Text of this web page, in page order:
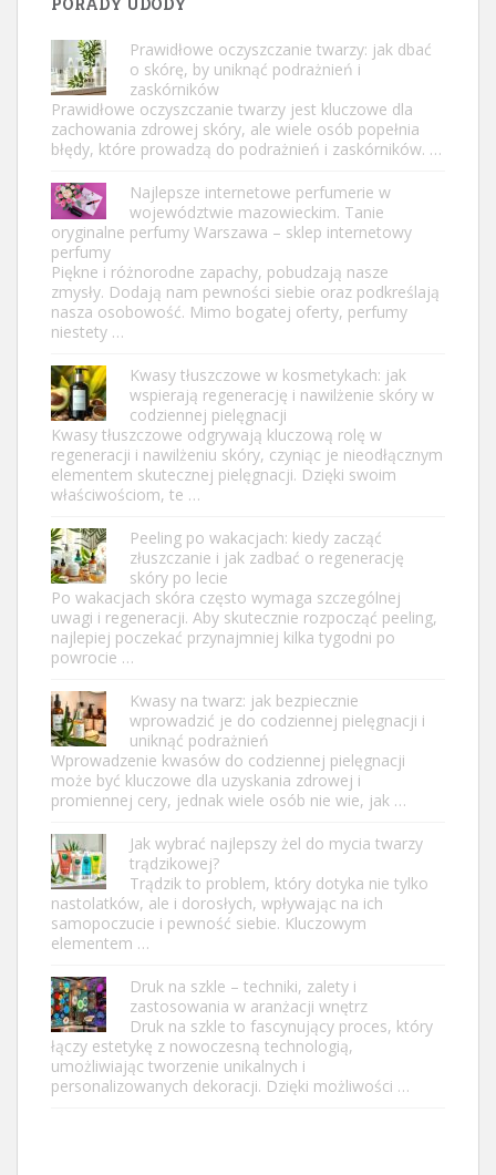
Prawidłowe oczyszczanie twarzy: jak dbać
o skórę, by uniknąć podrażnień i
zaskórników
Prawidłowe oczyszczanie twarzy jest kluczowe dla
zachowania zdrowej skóry, ale wiele osób popełnia
błędy, które prowadzą do podrażnień i zaskórników. …
Najlepsze internetowe perfumerie w
województwie mazowieckim. Tanie
oryginalne perfumy Warszawa – sklep internetowy
perfumy
Piękne i różnorodne zapachy, pobudzają nasze
zmysły. Dodają nam pewności siebie oraz podkreślają
nasza osobowość. Mimo bogatej oferty, perfumy
niestety …
Kwasy tłuszczowe w kosmetykach: jak
wspierają regenerację i nawilżenie skóry w
codziennej pielęgnacji
Kwasy tłuszczowe odgrywają kluczową rolę w
regeneracji i nawilżeniu skóry, czyniąc je nieodłącznym
elementem skutecznej pielęgnacji. Dzięki swoim
właściwościom, te …
Peeling po wakacjach: kiedy zacząć
złuszczanie i jak zadbać o regenerację
skóry po lecie
Po wakacjach skóra często wymaga szczególnej
uwagi i regeneracji. Aby skutecznie rozpocząć peeling,
najlepiej poczekać przynajmniej kilka tygodni po
powrocie …
Kwasy na twarz: jak bezpiecznie
wprowadzić je do codziennej pielęgnacji i
uniknąć podrażnień
Wprowadzenie kwasów do codziennej pielęgnacji
może być kluczowe dla uzyskania zdrowej i
promiennej cery, jednak wiele osób nie wie, jak …
Jak wybrać najlepszy żel do mycia twarzy
trądzikowej?
Trądzik to problem, który dotyka nie tylko
nastolatków, ale i dorosłych, wpływając na ich
samopoczucie i pewność siebie. Kluczowym
elementem …
Druk na szkle – techniki, zalety i
zastosowania w aranżacji wnętrz
Druk na szkle to fascynujący proces, który
łączy estetykę z nowoczesną technologią,
umożliwiając tworzenie unikalnych i
personalizowanych dekoracji. Dzięki możliwości …